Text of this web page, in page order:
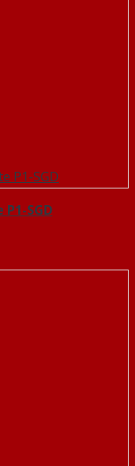
SGD